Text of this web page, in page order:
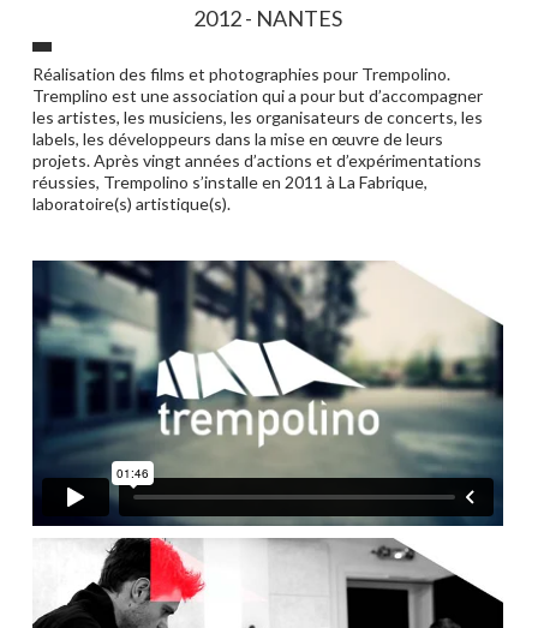
2012 - NANTES
Réalisation des films et photographies pour Trempolino.
Tremplino est une association qui a pour but d’accompagner
les artistes, les musiciens, les organisateurs de concerts, les
labels, les développeurs dans la mise en œuvre de leurs
projets. Après vingt années d’actions et d’expérimentations
réussies, Trempolino s’installe en 2011 à La Fabrique,
laboratoire(s) artistique(s).